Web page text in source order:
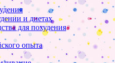
и диетах
для похудения
опыта